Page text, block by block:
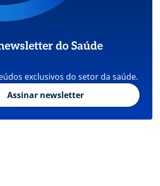
do Saúde
exclusivos do setor da saúde.
Assinar newsletter